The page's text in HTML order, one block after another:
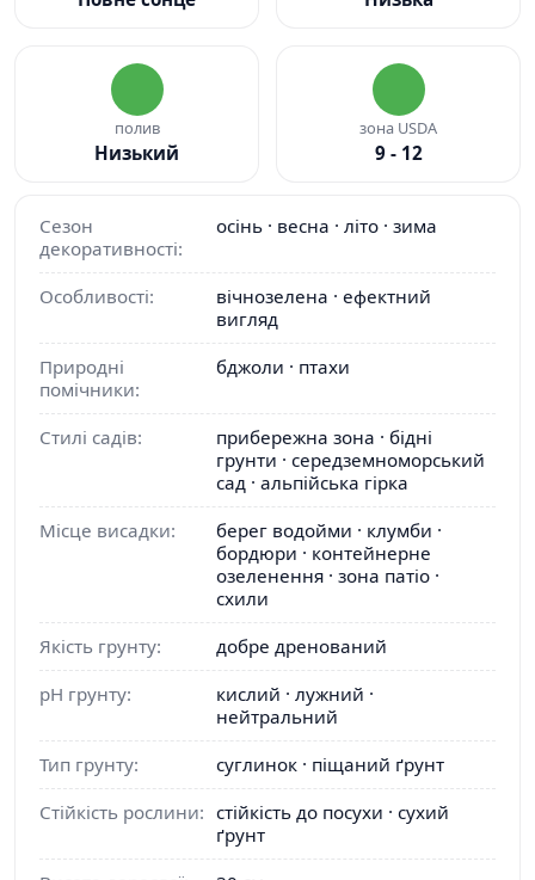
полив
Низький
зона USDA
9 - 12
Сезон
декоративності:
осінь · весна · літо · зима
Особливості:
вічнозелена · ефектний
вигляд
Природні
помічники:
бджоли · птахи
Стилі садів:
прибережна зона · бідні
грунти · середземноморський
сад · альпійська гірка
Місце висадки:
берег водойми · клумби ·
бордюри · контейнерне
озеленення · зона патіо ·
схили
Якість грунту:
добре дренований
pH грунту:
кислий · лужний ·
нейтральний
Тип грунту:
суглинок · піщаний ґрунт
Стійкість рослини: стійкість до посухи · сухий
ґрунт